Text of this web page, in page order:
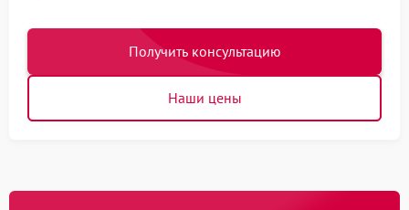
Получить консультацию
Наши цены